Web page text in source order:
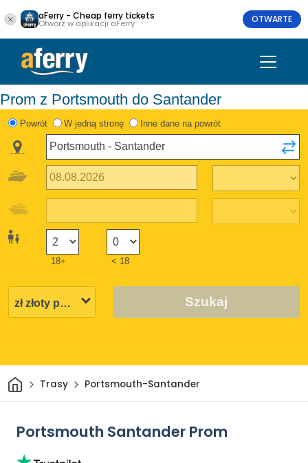
aFerry - Cheap ferry tickets
Otwórz w aplikacji aFerry OTWARTE
Prom z Portsmouth do Santander
Powrót W jedną stronę Inne dane na powrót
18+ < 18
Szukaj
DomTrasy Portsmouth-Santander
Portsmouth Santander Prom